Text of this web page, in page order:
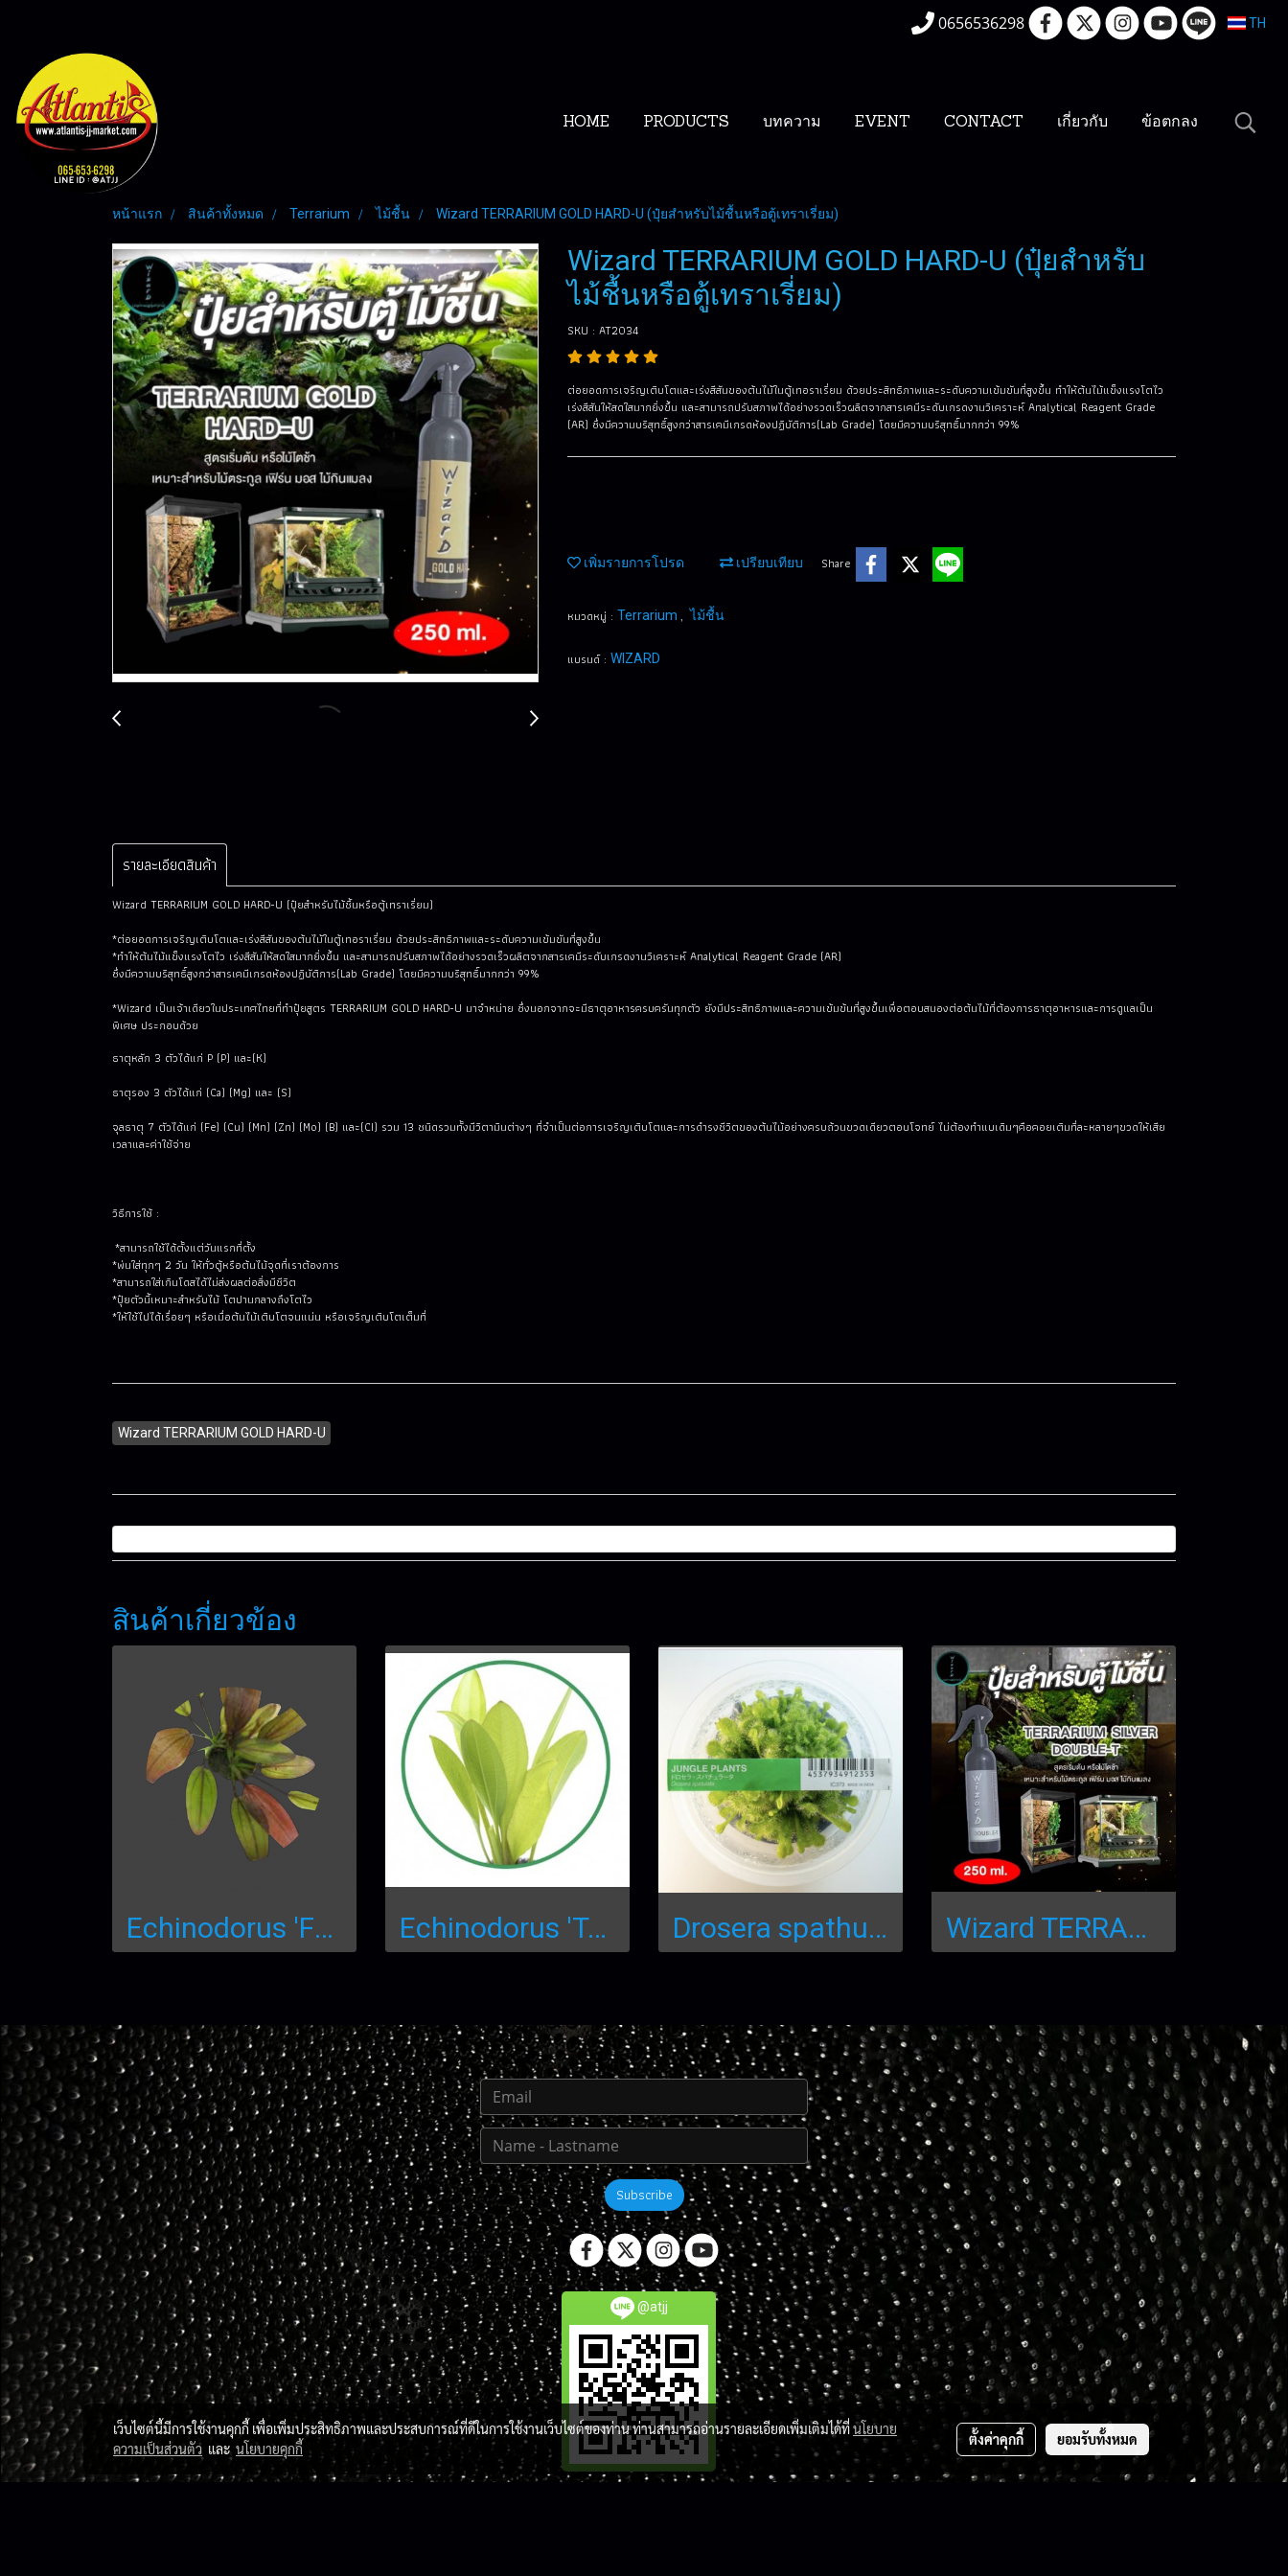
0656536298 TH
HOME PRODUCTS บทความ EVENT CONTACT เกี่ยวกับ ข้อตกลง
หน้าแรก สินค้าทั้งหมด Terrarium ไม้ชื้น Wizard TERRARIUM GOLD HARD-U (ปุ๋ยสำหรับไม้ชื้นหรือตู้เทราเรี่ยม)
Wizard TERRARIUM GOLD HARD-U (ปุ๋ยสำหรับ
ไม้ชื้นหรือตู้เทราเรี่ยม)
SKU : AT2034
ต่อยอดการเจริญเติบโตและเร่งสีสันของต้นไม้ในตู้เทอราเรี่ยม ด้วยประสิทธิภาพและระดับความเข้มขันที่สูงขึ้น ทำให้ต้นไม้แข็งแรงโตไว
เร่งสีสันให้สดใสมากยิ่งขึ้น และสามารถปรับสภาพได้อย่างรวดเร็วผลิตจากสารเคมีระดับเกรดงานวิเคราะห์ Analytical Reagent Grade
(AR) ซึ่งมีความบริสุทธิ์สูงกว่าสารเคมีเกรดห้องปฏิบัติการ(Lab Grade) โดยมีความบริสุทธิ์มากกว่า 99%
เพิ่มรายการโปรด เปรียบเทียบ Share
หมวดหมู่ : Terrarium , ไม้ชื้น
แบรนด์ : WIZARD
รายละเอียดสินค้า
Wizard TERRARIUM GOLD HARD-U (ปุ๋ยสำหรับไม้ชื้นหรือตู้เทราเรี่ยม)
*ต่อยอดการเจริญเติบโตและเร่งสีสันของต้นไม้ในตู้เทอราเรี่ยม ด้วยประสิทธิภาพและระดับความเข้มขันที่สูงขึ้น
*ทำให้ต้นไม้แข็งแรงโตไว เร่งสีสันให้สดใสมากยิ่งขึ้น และสามารถปรับสภาพได้อย่างรวดเร็วผลิตจากสารเคมีระดับเกรดงานวิเคราะห์ Analytical Reagent Grade (AR)
ซึ่งมีความบริสุทธิ์สูงกว่าสารเคมีเกรดห้องปฏิบัติการ(Lab Grade) โดยมีความบริสุทธิ์มากกว่า 99%
*Wizard เป็นเจ้าเดียวในประเทศไทยที่ทำปุ๋ยสูตร TERRARIUM GOLD HARD-U มาจำหน่าย ซึ่งนอกจากจะมีธาตุอาหารครบครันทุกตัว ยังมีประสิทธิภาพและความเข้มข้นที่สูงขึ้นเพื่อตอบสนองต่อต้นไม้ที่ต้องการธาตุอาหารและการดูแลเป็น
พิเศษ ประกอบด้วย
ธาตุหลัก 3 ตัวได้แก่ P (P) และ(K)
ธาตุรอง 3 ตัวได้แก่ (Ca) (Mg) และ (S)
จุลธาตุ 7 ตัวได้แก่ (Fe) (Cu) (Mn) (Zn) (Mo) (B) และ(CI) รวม 13 ชนิดรวมทั้งมีวิตามินต่างๆ ที่จำเป็นต่อการเจริญเติบโตและการดำรงชีวิตของต้นไม้อย่างครบถ้วนขวดเดียวตอบโจทย์ ไม่ต้องทำแบเดิมๆคือคอยเติมที่ละหลายๆขวดให้เสีย
เวลาและค่าใช้จ่าย
วิธีการใช้ :
*สามารถใช้ได้ตั้งแต่วันแรกที่ตั้ง
*พ่นใส่ทุกๆ 2 วัน ให้ทั่วตู้หรือต้นไม้จุดที่เราต้องการ
*สามารถใส่เกินโดสได้ไม่ส่งผลต่อสิ่งมีชีวิต
*ปุ๋ยตัวนี้เหมาะสำหรับไม้ โตปานกลางถึงโตไว
*ให้ใช้ไปได้เรื่อยๆ หรือเมื่อต้นไม้เติบโตจนแน่น หรือเจริญเติบโตเต็มที่
Wizard TERRARIUM GOLD HARD-U
สินค้าเกี่ยวข้อง
Echinodorus 'Fantastic color' LC332 Echinodorus 'Tanzende Feuerfeder' LC068 Drosera spathulata IC373 Wizard TERRARIUM SILVER DOUBLE-T (ปุ๋ยสำหรับไม้ชื้นหรือตู้เทราเรี่ยม)
Subscribe
@atjj
เว็บไซต์นี้มีการใช้งานคุกกี้ เพื่อเพิ่มประสิทธิภาพและประสบการณ์ที่ดีในการใช้งานเว็บไซต์ของท่าน ท่านสามารถอ่านรายละเอียดเพิ่มเติมได้ที่นโยบาย
ความเป็นส่วนตัว และ นโยบายคุกกี้
ตั้งค่าคุกกี้ ยอมรับทั้งหมด